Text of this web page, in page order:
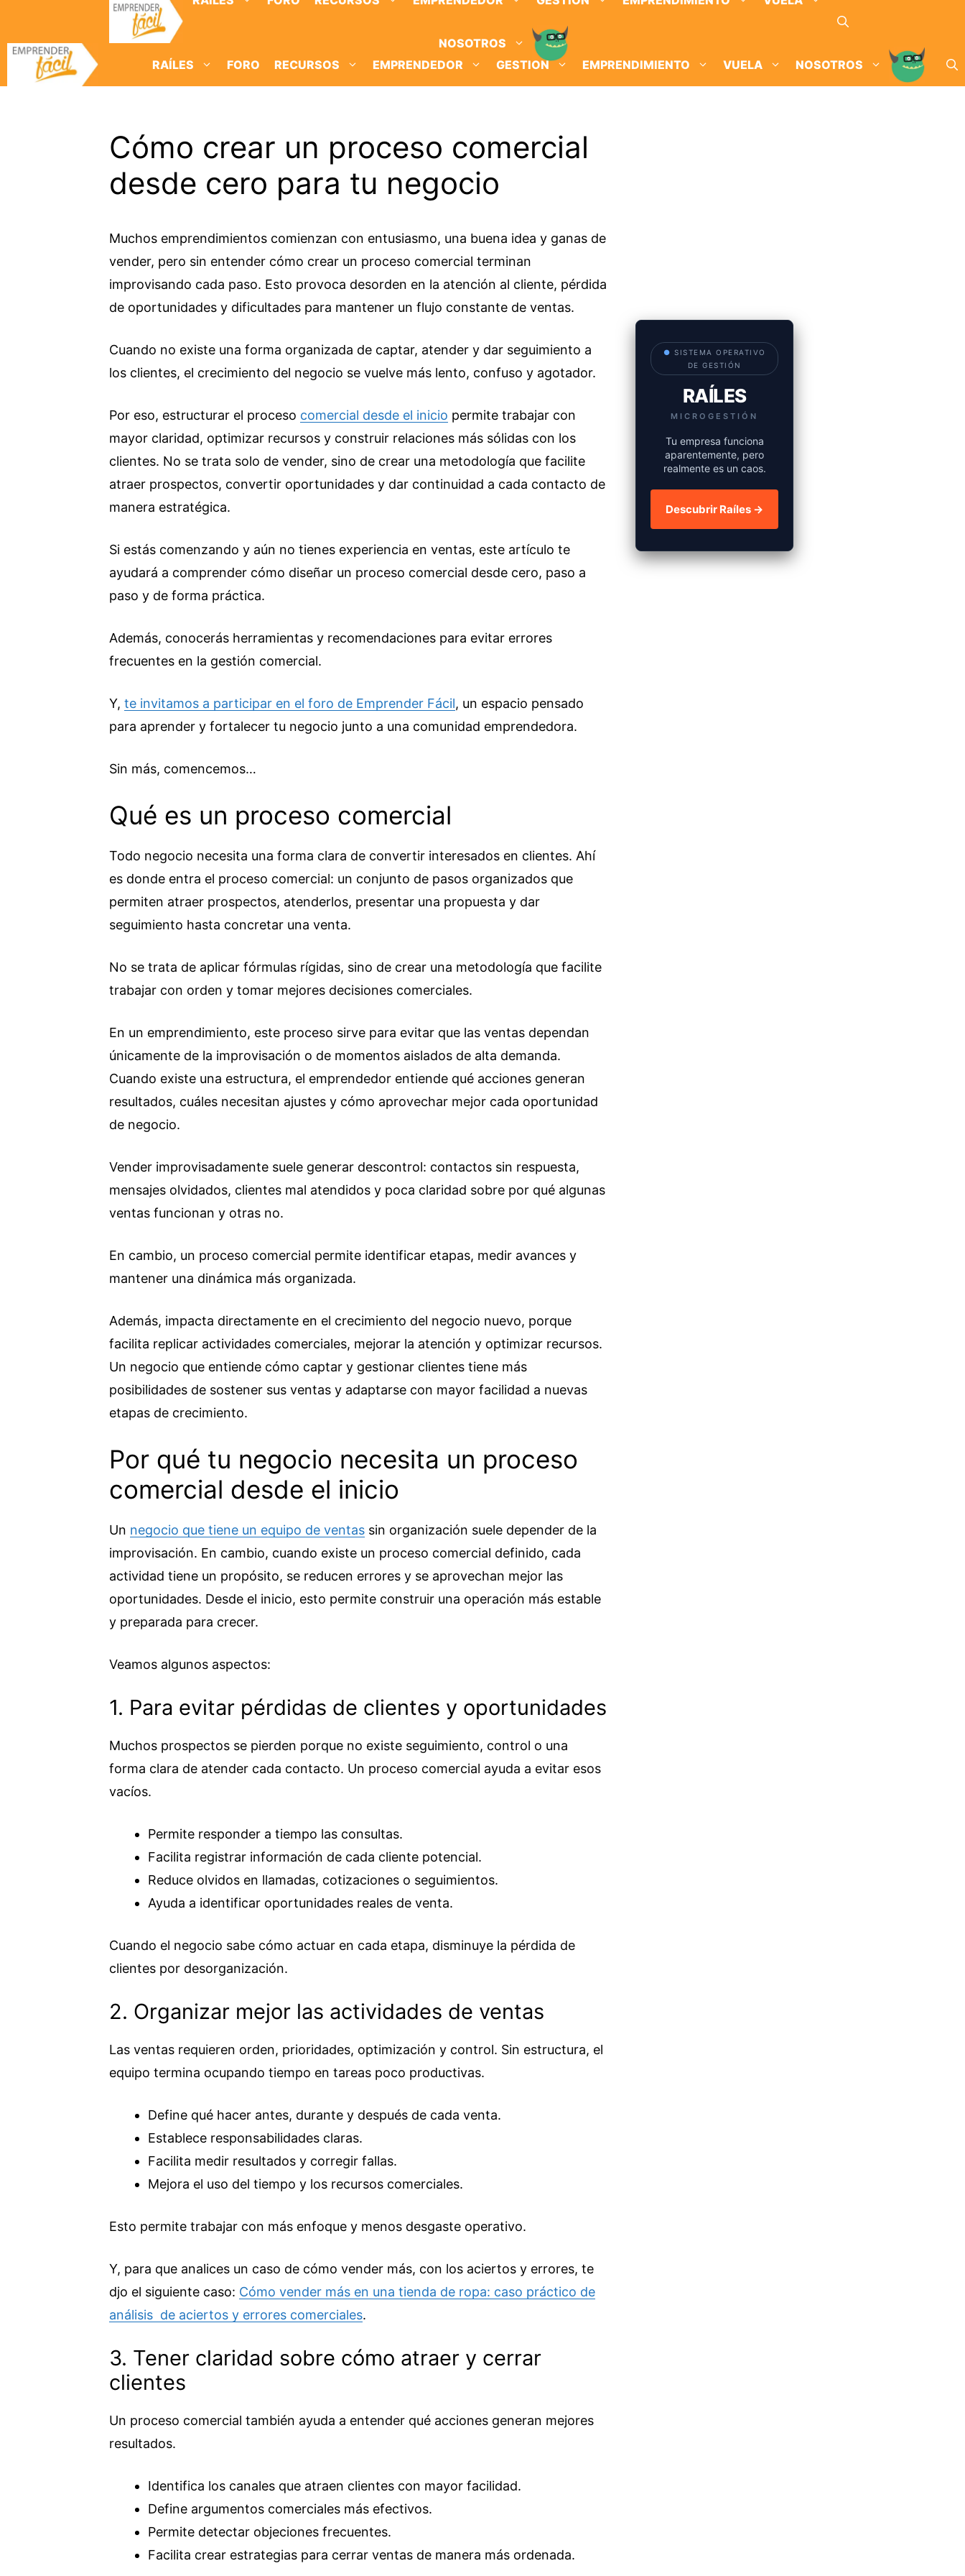
contenido
NOSOTROS
RAÍLES
FORO RECURSOS EMPRENDEDOR GESTION EMPRENDIMIENTO VUELA NOSOTROS
Cómo crear un proceso comercial
desde cero para tu negocio
Muchos emprendimientos comienzan con entusiasmo, una buena idea y ganas de
vender, pero sin entender cómo crear un proceso comercial terminan
improvisando cada paso. Esto provoca desorden en la atención al cliente, pérdida
de oportunidades y dificultades para mantener un flujo constante de ventas.
Cuando no existe una forma organizada de captar, atender y dar seguimiento a
los clientes, el crecimiento del negocio se vuelve más lento, confuso y agotador.
Por eso, estructurar el proceso comercial desde el inicio permite trabajar con
mayor claridad, optimizar recursos y construir relaciones más sólidas con los
clientes. No se trata solo de vender, sino de crear una metodología que facilite
atraer prospectos, convertir oportunidades y dar continuidad a cada contacto de
manera estratégica.
Si estás comenzando y aún no tienes experiencia en ventas, este artículo te
ayudará a comprender cómo diseñar un proceso comercial desde cero, paso a
paso y de forma práctica.
Además, conocerás herramientas y recomendaciones para evitar errores
frecuentes en la gestión comercial.
Y, te invitamos a participar en el foro de Emprender Fácil, un espacio pensado
para aprender y fortalecer tu negocio junto a una comunidad emprendedora.
Sin más, comencemos…
Qué es un proceso comercial
Todo negocio necesita una forma clara de convertir interesados en clientes. Ahí
es donde entra el proceso comercial: un conjunto de pasos organizados que
permiten atraer prospectos, atenderlos, presentar una propuesta y dar
seguimiento hasta concretar una venta.
No se trata de aplicar fórmulas rígidas, sino de crear una metodología que facilite
trabajar con orden y tomar mejores decisiones comerciales.
En un emprendimiento, este proceso sirve para evitar que las ventas dependan
únicamente de la improvisación o de momentos aislados de alta demanda.
Cuando existe una estructura, el emprendedor entiende qué acciones generan
resultados, cuáles necesitan ajustes y cómo aprovechar mejor cada oportunidad
de negocio.
Vender improvisadamente suele generar descontrol: contactos sin respuesta,
mensajes olvidados, clientes mal atendidos y poca claridad sobre por qué algunas
ventas funcionan y otras no.
En cambio, un proceso comercial permite identificar etapas, medir avances y
mantener una dinámica más organizada.
Además, impacta directamente en el crecimiento del negocio nuevo, porque
facilita replicar actividades comerciales, mejorar la atención y optimizar recursos.
Un negocio que entiende cómo captar y gestionar clientes tiene más
posibilidades de sostener sus ventas y adaptarse con mayor facilidad a nuevas
etapas de crecimiento.
Por qué tu negocio necesita un proceso
comercial desde el inicio
Un negocio que tiene un equipo de ventas sin organización suele depender de la
improvisación. En cambio, cuando existe un proceso comercial definido, cada
actividad tiene un propósito, se reducen errores y se aprovechan mejor las
oportunidades. Desde el inicio, esto permite construir una operación más estable
y preparada para crecer.
Veamos algunos aspectos:
1. Para evitar pérdidas de clientes y oportunidades
Muchos prospectos se pierden porque no existe seguimiento, control o una
forma clara de atender cada contacto. Un proceso comercial ayuda a evitar esos
vacíos.
Permite responder a tiempo las consultas.
Facilita registrar información de cada cliente potencial.
Reduce olvidos en llamadas, cotizaciones o seguimientos.
Ayuda a identificar oportunidades reales de venta.
Cuando el negocio sabe cómo actuar en cada etapa, disminuye la pérdida de
clientes por desorganización.
2. Organizar mejor las actividades de ventas
Las ventas requieren orden, prioridades, optimización y control. Sin estructura, el
equipo termina ocupando tiempo en tareas poco productivas.
Define qué hacer antes, durante y después de cada venta.
Establece responsabilidades claras.
Facilita medir resultados y corregir fallas.
Mejora el uso del tiempo y los recursos comerciales.
Esto permite trabajar con más enfoque y menos desgaste operativo.
Y, para que analices un caso de cómo vender más, con los aciertos y errores, te
djo el siguiente caso: Cómo vender más en una tienda de ropa: caso práctico de
análisis de aciertos y errores comerciales.
3. Tener claridad sobre cómo atraer y cerrar
clientes
Un proceso comercial también ayuda a entender qué acciones generan mejores
resultados.
Identifica los canales que atraen clientes con mayor facilidad.
Define argumentos comerciales más efectivos.
Permite detectar objeciones frecuentes.
Facilita crear estrategias para cerrar ventas de manera más ordenada.
● SISTEMA OPERATIVO
DE GESTIÓN
RAÍLES
MICROGESTIÓN
Tu empresa funciona
aparentemente, pero
realmente es un caos.
Descubrir Raíles →